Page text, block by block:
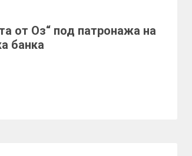
от Оз“ под патронажа на
банка